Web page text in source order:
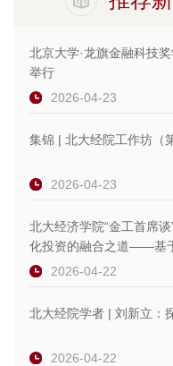
北京大学·龙旗金融科技
举行
2026-04-23
集锦 | 北大经院工作坊（
2026-04-23
北大经济学院“金工首席
化投资的融合之道——基
2026-04-22
北大经院学者 | 刘新立：
2026-04-22